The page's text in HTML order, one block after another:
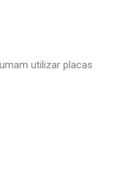
utilizar placas